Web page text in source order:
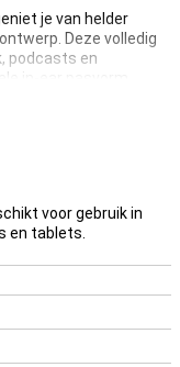
je van helder
Deze volledig
podcasts en
in-ear pasvorm
Je verbindt de
met drie apparaten
bovendien
iedereen die graag
Dankzij
helder en vol,
hun recht komen. Ook
De minimale
voor gebruik in
en tablets.